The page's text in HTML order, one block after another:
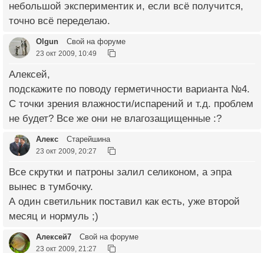
небольшой экспериментик и, если всё получится,
точно всё переделаю.
Olgun Свой на форуме
23 окт 2009, 10:49
Алексей,
подскажите по поводу герметичности варианта №4.
С точки зрения влажности/испарений и т.д. проблем
не будет? Все же они не влагозащищенные :?
Алекс Старейшина
23 окт 2009, 20:27
Все скрутки и патроны залил селиконом, а эпра
вынес в тумбочку.
А один светильник поставил как есть, уже второй
месяц и нормуль ;)
Алексей7 Свой на форуме
23 окт 2009, 21:27